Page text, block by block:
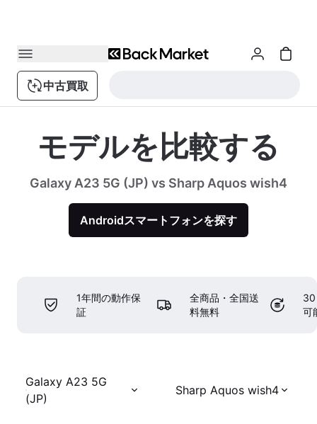
中古買取
モデルを比較する
Galaxy A23 5G (JP) vs Sharp Aquos wish4
Androidスマートフォンを探す
1年間の動作保
証
全商品・全国送
料無料
30
可
Galaxy A23 5G
(JP)
Sharp Aquos wish4